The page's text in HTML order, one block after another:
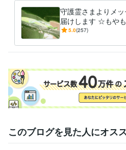
気持ちの切り替わりの、ひとつのきっか
ブログでは、湧いてきた言葉を綴って
自然の中にいる時間や、写真を撮った
同じような状況にいる方の支えになる
それぞれの気づきが、
誰かのきっかけになれば嬉しく思います
ベストなタイミングで繋がれることを、
経験職種
営業 / 営業事務・アシスタント 経験
守護霊さまよりメ
届けします ☆もや
安でいっぱいの方
5.0(257)
このブログを見た人にオス